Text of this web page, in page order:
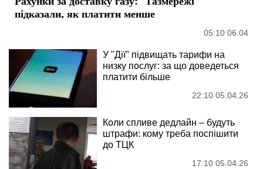
підказали, як платити менше
05:10 06.04
У "Дії" підвищать тарифи на
низку послуг: за що доведеться
платити більше
22:10 05.04.26
Коли спливе дедлайн – будуть
штрафи: кому треба поспішити
до ТЦК
17:10 05.04.26